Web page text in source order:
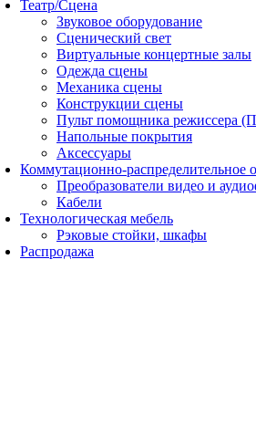
Театр/Сцена
Звуковое оборудование
Сценический свет
Виртуальные концертные залы
Одежда сцены
Механика сцены
Конструкции сцены
Пульт помощника режиссера
Напольные покрытия
Аксессуары
Коммутационно-распределительное
Преобразователи видео и
Кабели
Технологическая мебель
Рэковые стойки, шкафы
Распродажа